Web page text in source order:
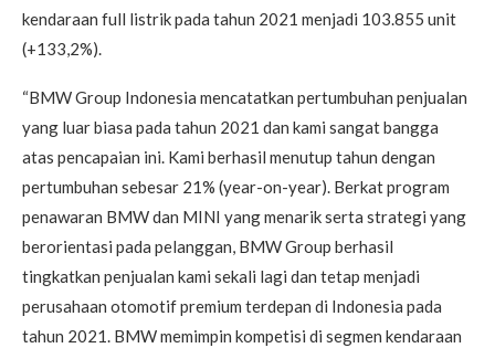
kendaraan full listrik pada tahun 2021 menjadi 103.855 unit
(+133,2%).
“BMW Group Indonesia mencatatkan pertumbuhan penjualan
yang luar biasa pada tahun 2021 dan kami sangat bangga
atas pencapaian ini. Kami berhasil menutup tahun dengan
pertumbuhan sebesar 21% (year-on-year). Berkat program
penawaran BMW dan MINI yang menarik serta strategi yang
berorientasi pada pelanggan, BMW Group berhasil
tingkatkan penjualan kami sekali lagi dan tetap menjadi
perusahaan otomotif premium terdepan di Indonesia pada
tahun 2021. BMW memimpin kompetisi di segmen kendaraan